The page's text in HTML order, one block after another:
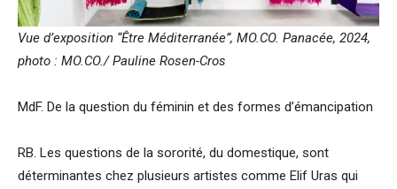
Vue d’exposition “Être Méditerranée”, MO.CO. Panacée, 2024,
photo : MO.CO./ Pauline Rosen-Cros
MdF. De la question du féminin et des formes d’émancipation
RB. Les questions de la sororité, du domestique, sont
déterminantes chez plusieurs artistes comme Elif Uras qui